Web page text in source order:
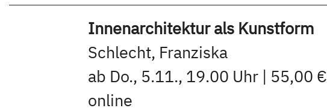
Innenarchitektur als Kunstform
Schlecht, Franziska
ab Do., 5.11., 19.00 Uhr | 55,00 €
online